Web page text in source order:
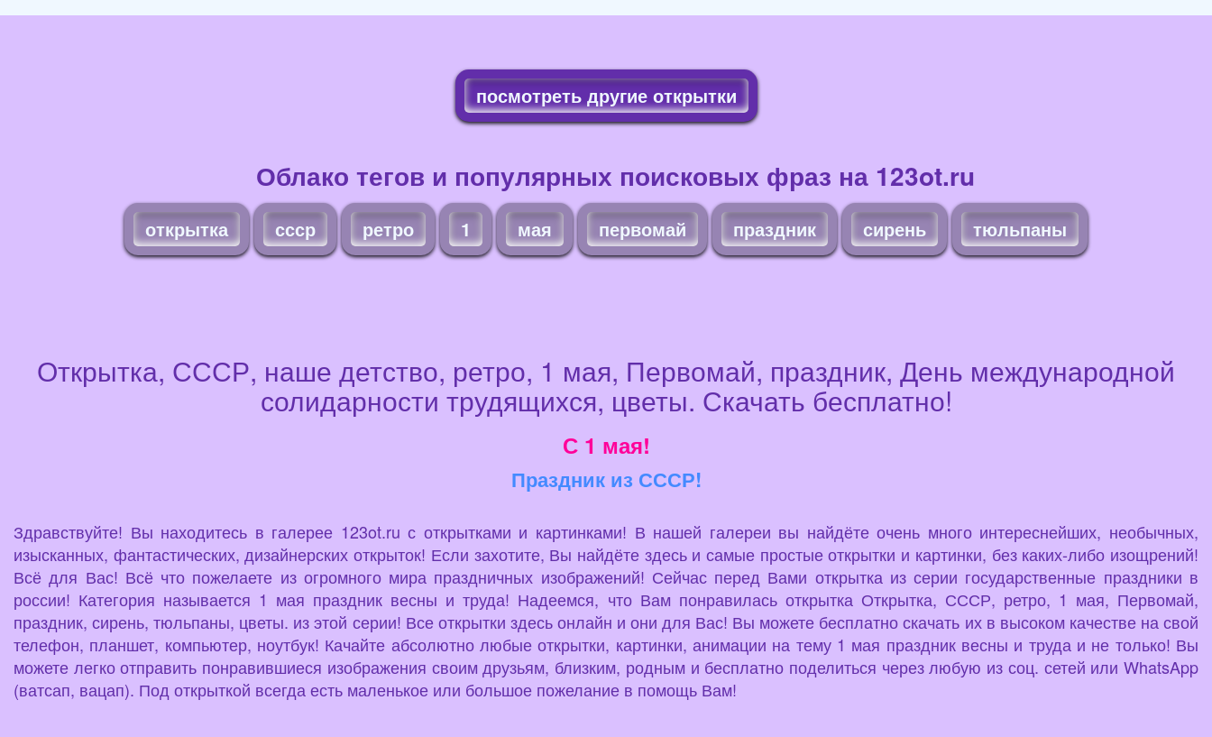
посмотреть другие открытки
Облако тегов и популярных поисковых фраз на 123ot.ru
открытка ссср ретро 1 мая первомай праздник сирень тюльпаны
Открытка, СССР, наше детство, ретро, 1 мая, Первомай, праздник, День международной
солидарности трудящихся, цветы. Скачать бесплатно!
С 1 мая!
Праздник из СССР!
Здравствуйте! Вы находитесь в галерее 123ot.ru с открытками и картинками! В нашей галереи вы найдёте очень много интереснейших, необычных,
изысканных, фантастических, дизайнерских открыток! Если захотите, Вы найдёте здесь и самые простые открытки и картинки, без каких-либо изощрений!
Всё для Вас! Всё что пожелаете из огромного мира праздничных изображений! Сейчас перед Вами открытка из серии государственные праздники в
россии! Категория называется 1 мая праздник весны и труда! Надеемся, что Вам понравилась открытка Открытка, СССР, ретро, 1 мая, Первомай,
праздник, сирень, тюльпаны, цветы. из этой серии! Все открытки здесь онлайн и они для Вас! Вы можете бесплатно скачать их в высоком качестве на свой
телефон, планшет, компьютер, ноутбук! Качайте абсолютно любые открытки, картинки, анимации на тему 1 мая праздник весны и труда и не только! Вы
можете легко отправить понравившиеся изображения своим друзьям, близким, родным и бесплатно поделиться через любую из соц. сетей или WhatsApp
(ватсап, вацап). Под открыткой всегда есть маленькое или большое пожелание в помощь Вам!